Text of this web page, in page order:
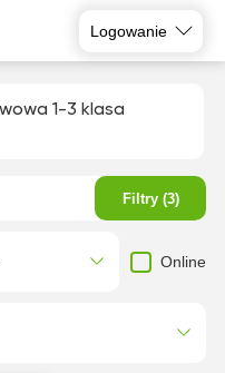
Logowanie
1-3 klasa
Filtry (3)
Online